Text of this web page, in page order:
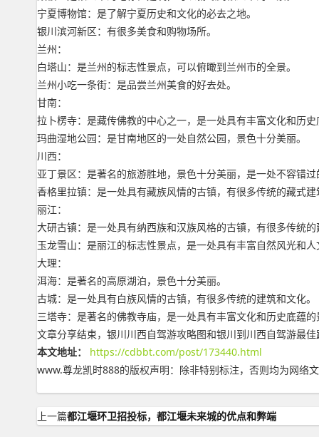
宁夏博物馆：是了解宁夏历史和文化的必去之地。
银川滨河新区：有很多美食和购物场所。
兰州：
白塔山：是兰州的标志性景点，可以俯瞰到兰州市的全景。
兰州小吃一条街：是品尝兰州美食的好去处。
甘南：
拉卜楞寺：是藏传佛教的中心之一，是一处具有丰富文化和历
玛曲湿地公园：是甘南地区的一处自然公园，景色十分美丽。
川西：
亚丁景区：是著名的旅游胜地，景色十分美丽，是一处不容错
香格里拉镇：是一处具有藏族风情的古镇，有很多传统的藏式
丽江：
大研古镇：是一处具有纳西族和汉族风格的古镇，有很多传统
玉龙雪山：是丽江的标志性景点，是一处具有丰富自然风光和
大理：
洱海：是著名的高原湖泊，景色十分美丽。
古城：是一处具有白族风情的古镇，有很多传统的建筑和文化。
三塔寺：是著名的佛教寺庙，是一处具有丰富文化和历史底蕴的
文章分享结束，银川川西自驾游攻略图和银川到川西自驾游最
本文地址：
https://cdbbt.com/post/173440.html
www.尊龙凯时888的版权声明： 除非特别标注，否则均为网络
上一篇都江堰环卫招投标，都江堰未来城的优点和弊端